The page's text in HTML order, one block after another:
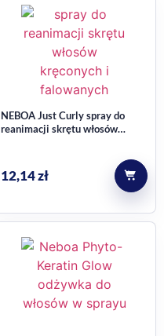
NEBOA Just Curly spray do
reanimacji skrętu włosów
12,14zł